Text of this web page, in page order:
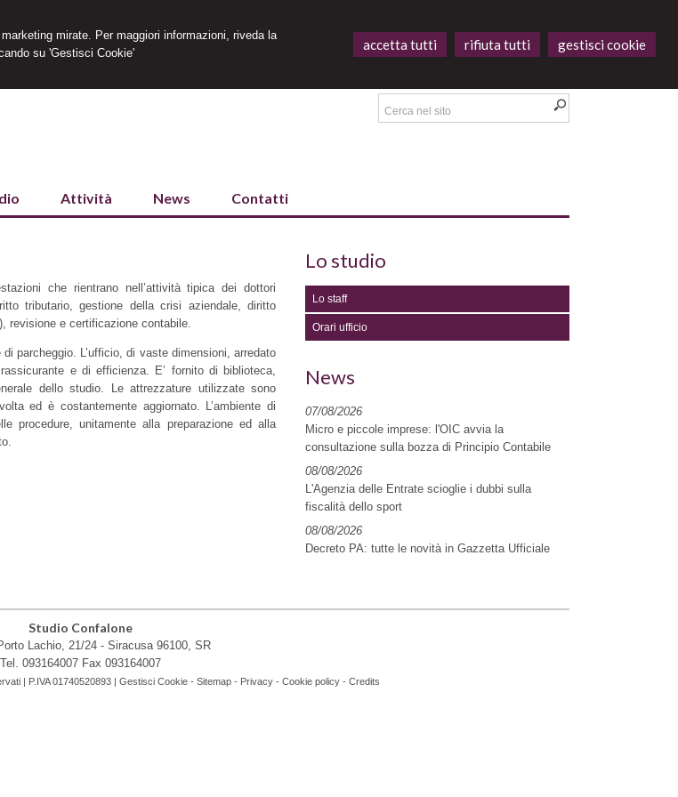
mirate. Per maggiori informazioni, riveda la
su 'Gestisci Cookie'
accetta tutti rifiuta tutti gestisci cookie
Attività News Contatti
che rientrano nell’attività tipica dei dottori
tributario, gestione della crisi aziendale, diritto
revisione e certificazione contabile.
parcheggio. L’ufficio, di vaste dimensioni, arredato
e di efficienza. E’ fornito di biblioteca,
dello studio. Le attrezzature utilizzate sono
ed è costantemente aggiornato. L’ambiente di
procedure, unitamente alla preparazione ed alla
Lo studio
Lo staff
Orari ufficio
News
07/08/2026
Micro e piccole imprese: l'OIC avvia la
consultazione sulla bozza di Principio Contabile
08/08/2026
L'Agenzia delle Entrate scioglie i dubbi sulla
fiscalità dello sport
08/08/2026
Decreto PA: tutte le novità in Gazzetta Ufficiale
Studio Confalone
Lachio, 21/24 - Siracusa 96100 SR
Tel. 093164007Fax 093164007
| P.IVA 01740520893 | Gestisci Cookie- Sitemap- Privacy- Cookie policy- Credits